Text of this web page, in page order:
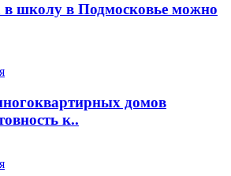
в школу в Подмосковье можно
домов
к..